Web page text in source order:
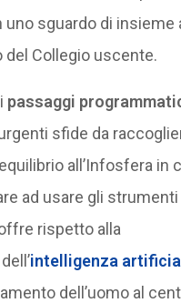
uno sguardo di insieme
del Collegio uscente.
passaggi
sfide da
all’Infosfera in
ad usare gli strumenti
rispetto alla
intelligenza
dell’uomo al